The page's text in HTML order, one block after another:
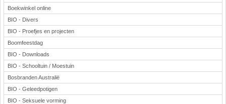
Boekwinkel online
BIO - Divers
BIO - Proefjes en projecten
Boomfeestdag
BIO - Downloads
BIO - Schooltuin / Moestuin
Bosbranden Australië
BIO - Geleedpotigen
BIO - Seksuele vorming